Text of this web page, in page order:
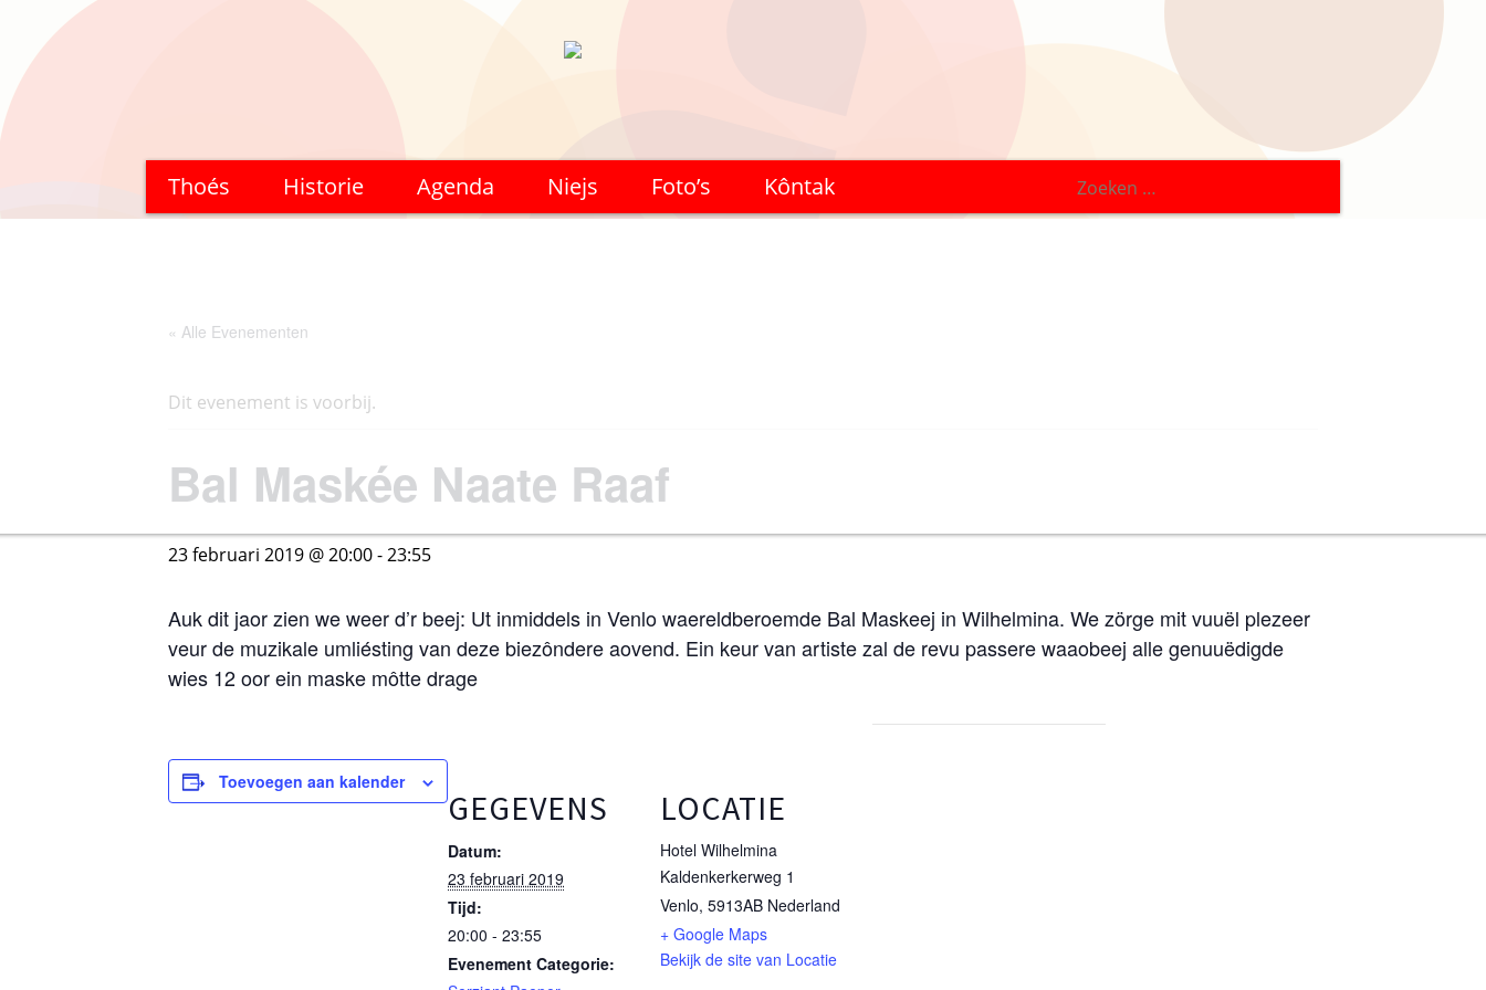
Ga
naar
de
Thoés Historie Agenda Niejs Foto’s Kôntak
Zoeken
naar:
« Alle Evenementen
Dit evenement is voorbij.
Bal Maskée Naate Raaf
23 februari 2019 @ 20:00-23:55
Auk dit jaor zien we weer d’r beej: Ut inmiddels in Venlo waereldberoemde Bal Maskeej in Wilhelmina. We zörge mit vuuël plezeer
veur de muzikale umliésting van deze biezôndere aovend. Ein keur van artiste zal de revu passere waaobeej alle genuuëdigde
wies 12 oor ein maske môtte drage
Toevoegen aan kalender
GEGEVENS
Datum:
23 februari 2019
Tijd:
20:00 - 23:55
Evenement Categorie:
LOCATIE
Hotel Wilhelmina
Kaldenkerkerweg 1
Venlo, 5913AB Nederland
+ Google Maps
Bekijk de site van Locatie